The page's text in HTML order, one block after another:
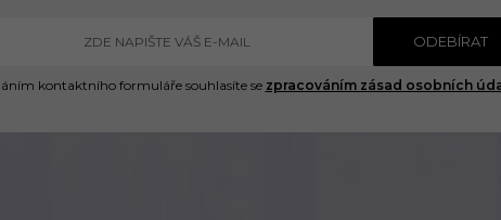
ODEBÍRAT
kontaktního formuláře souhlasíte se zpracováním zásad osobních